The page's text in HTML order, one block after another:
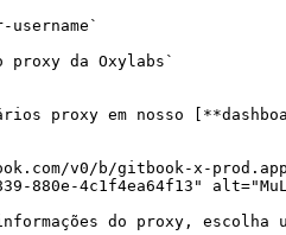
da Oxylabs`
proxy em nosso
v0/b/gitbook-x-
880e-4c1f4ea64f13"
do proxy,